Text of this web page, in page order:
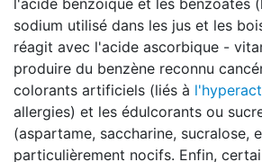
l'acide benzoïque et les benzoates
sodium utilisé dans les jus et les
réagit avec l'acide ascorbique -
produire du benzène reconnu
colorants artificiels (liés à
allergies) et les édulcorants ou
(aspartame, saccharine, sucralose,
particulièrement nocifs. Enfin,